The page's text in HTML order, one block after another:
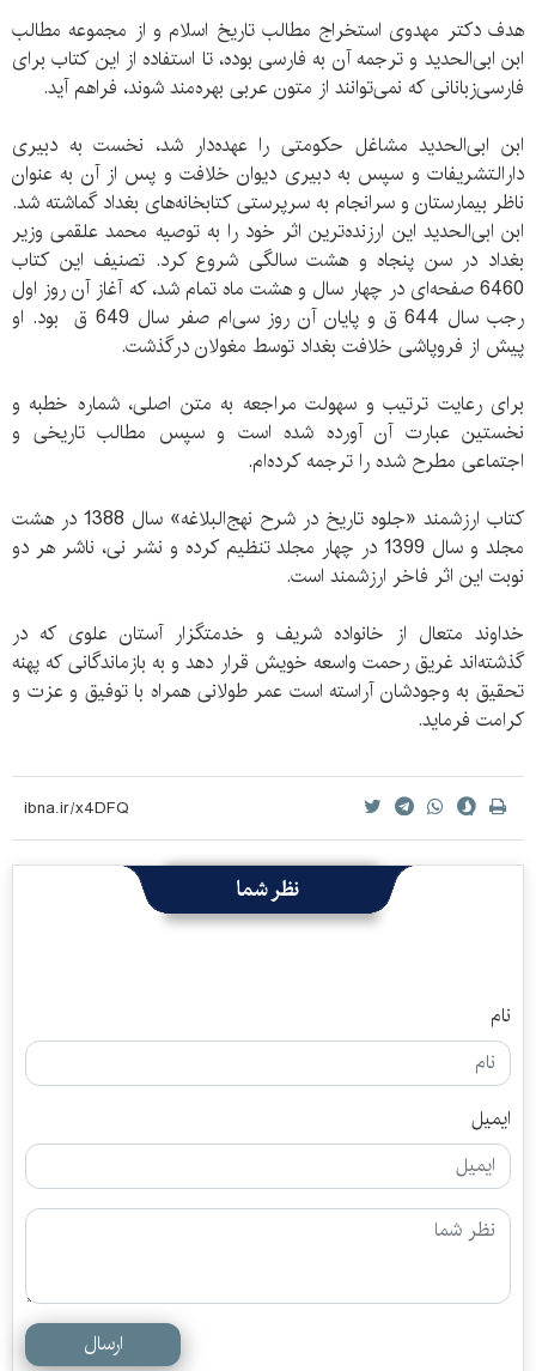
هدف دکتر مهدوی استخراج مطالب تاریخ اسلام و از مجموعه مطالب
ابن ابی‌الحدید و ترجمه آن به فارسی بوده، تا استفاده از این کتاب برای
فارسی‌زبانانی که نمی‌توانند از متون عربی بهره‌مند شوند، فراهم آید.
ابن ابی‌الحدید مشاغل حکومتی را عهده‌دار شد، نخست به دبیری
دارالتشریفات و سپس به دبیری دیوان خلافت و پس از آن به عنوان
ناظر بیمارستان و سرانجام به سرپرستی کتابخانه‌های بغداد گماشته شد.
ابن ابی‌الحدید این ارزنده‌ترین اثر خود را به توصیه محمد علقمی وزیر
بغداد در سن پنجاه و هشت سالگی شروع کرد. تصنیف این کتاب
6460 صفحه‌ای در چهار سال و هشت ماه تمام شد، که آغاز آن روز اول
رجب سال 644 ق و پایان آن روز سی‌ام صفر سال 649 ق بود. او
پیش از فروپاشی خلافت بغداد توسط مغولان درگذشت.
برای رعایت ترتیب و سهولت مراجعه به متن اصلی، شماره خطبه و
نخستین عبارت آن آورده شده است و سپس مطالب تاریخی و
اجتماعی مطرح شده را ترجمه کرده‌ام.
کتاب ارزشمند «جلوه تاریخ در شرح نهج‌البلاغه» سال 1388 در هشت
مجلد و سال 1399 در چهار مجلد تنظیم کرده و نشر نی، ناشر هر دو
نوبت این اثر فاخر ارزشمند است.
خداوند متعال از خانواده شریف و خدمتگزار آستان علوی که در
گذشته‌اند غریق رحمت واسعه خویش قرار دهد و به بازماندگانی که پهنه
تحقیق به وجودشان آراسته است عمر طولانی همراه با توفیق و عزت و
کرامت فرماید.
نظر شما
نام
ایمیل
ارسال